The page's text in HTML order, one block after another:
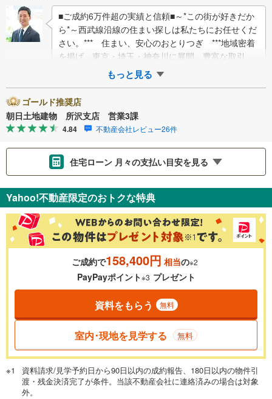
■ご成約6万件超の実績と信頼■～*この街が好きだか
ら*～西武線沿線の住まい探しは私たちにお任せくだ
さい。*** 住まい、安心のおとりつぎ ***地域密着
を掲げ、東京・埼玉・神奈川に展開。豊富な取引デ
ータと現場経験をもとに、お客様一…
もっと見る
ゴールド推奨店
朝日土地建物 所沢支店 営業3課
4.84 不動産会社レビュー26件
住宅ローン 月々の支払い目安を見る
金利 ％
0.01%
一般的には最長35年まで借り入れ可能です。多くの金融機関
が完済時の年齢は80歳までを条件としています。
閉じる
頭金 万円
Yahoo!不動産限定のおトクな特典
ご成約で158,400円 相当の※2
PayPayポイント※3 プレゼント
資料をもらう 無料
室内･現地を見学する 無料
資料請求/見学予約日から90日以内の成約報告、180日以内の物件引
渡・残金決済完了が条件。当該不動産会社に連絡済みの場合は対象
外。